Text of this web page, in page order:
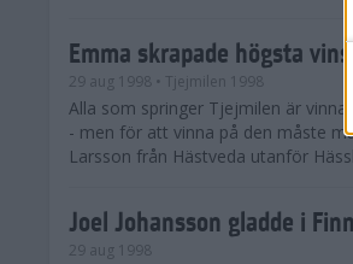
Emma skrapade högsta
29 aug 1998 • Tjejmilen 1998
Alla som springer Tjejmilen är
- men för att vinna på den måste
Larsson från Hästveda utanför
Joel Johansson gladde i
29 aug 1998